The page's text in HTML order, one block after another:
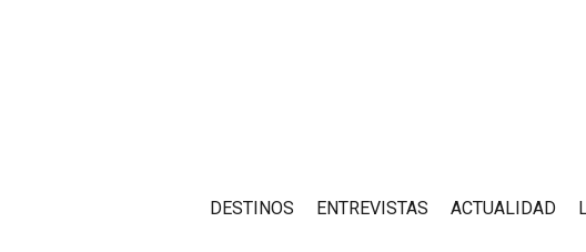
DESTINOS ENTREVISTAS ACTUALIDAD